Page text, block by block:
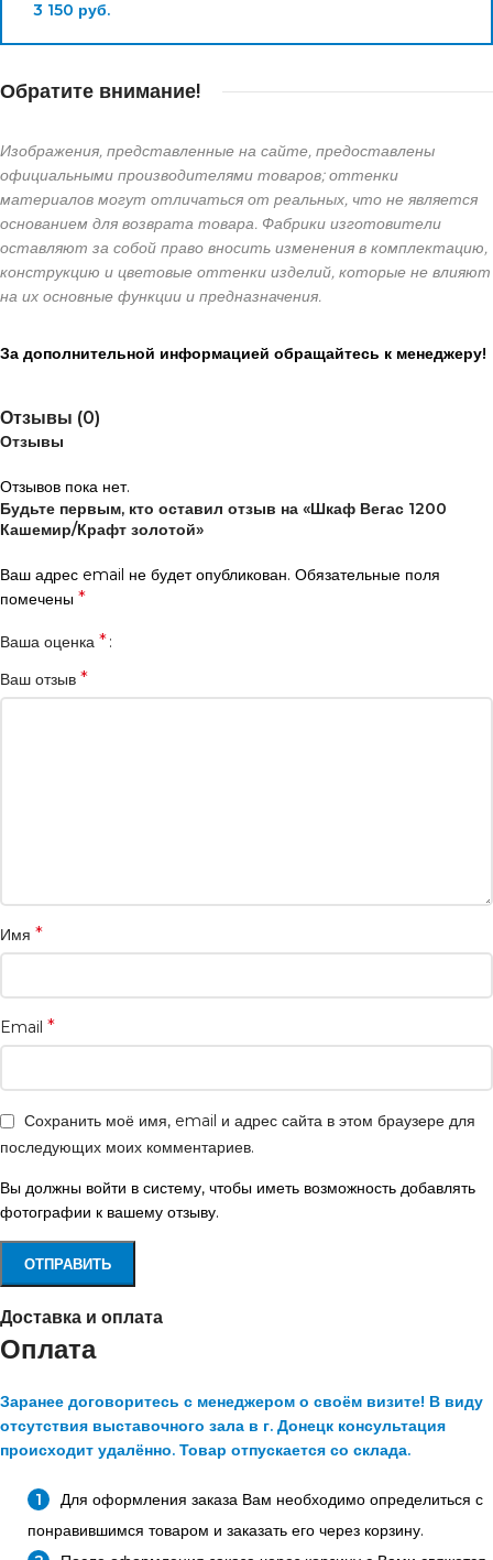
3 150 руб.
Обратите внимание!
Изображения, представленные на сайте, предоставлены
официальными производителями товаров; оттенки
материалов могут отличаться от реальных, что не является
основанием для возврата товара. Фабрики изготовители
оставляют за собой право вносить изменения в комплектацию,
конструкцию и цветовые оттенки изделий, которые не влияют
на их основные функции и предназначения.
За дополнительной информацией обращайтесь к менеджеру!
Отзывы (0)
Отзывы
Отзывов пока нет.
Будьте первым, кто оставил отзыв на «Шкаф Вегас 1200
Кашемир/Крафт золотой»
Ваш адрес email не будет опубликован. Обязательные поля
помечены *
Ваша оценка *
Ваш отзыв *
Имя *
Email *
Сохранить моё имя, email и адрес сайта в этом браузере для
последующих моих комментариев.
Вы должны войти в систему, чтобы иметь возможность добавлять
фотографии к вашему отзыву.
Доставка и оплата
Оплата
Заранее договоритесь с менеджером о своём визите! В виду
отсутствия выставочного зала в г. Донецк консультация
происходит удалённо. Товар отпускается со склада.
Для оформления заказа Вам необходимо определиться с
понравившимся товаром и заказать его через корзину.